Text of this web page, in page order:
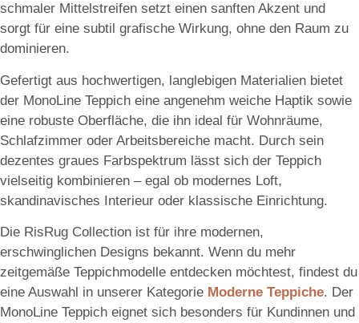
schmaler Mittelstreifen setzt einen sanften Akzent und
sorgt für eine subtil grafische Wirkung, ohne den Raum zu
dominieren.
Gefertigt aus hochwertigen, langlebigen Materialien bietet
der MonoLine Teppich eine angenehm weiche Haptik sowie
eine robuste Oberfläche, die ihn ideal für Wohnräume,
Schlafzimmer oder Arbeitsbereiche macht. Durch sein
dezentes graues Farbspektrum lässt sich der Teppich
vielseitig kombinieren – egal ob modernes Loft,
skandinavisches Interieur oder klassische Einrichtung.
Die RisRug Collection ist für ihre modernen,
erschwinglichen Designs bekannt. Wenn du mehr
zeitgemäße Teppichmodelle entdecken möchtest, findest du
eine Auswahl in unserer Kategorie Moderne Teppiche. Der
MonoLine Teppich eignet sich besonders für Kundinnen und